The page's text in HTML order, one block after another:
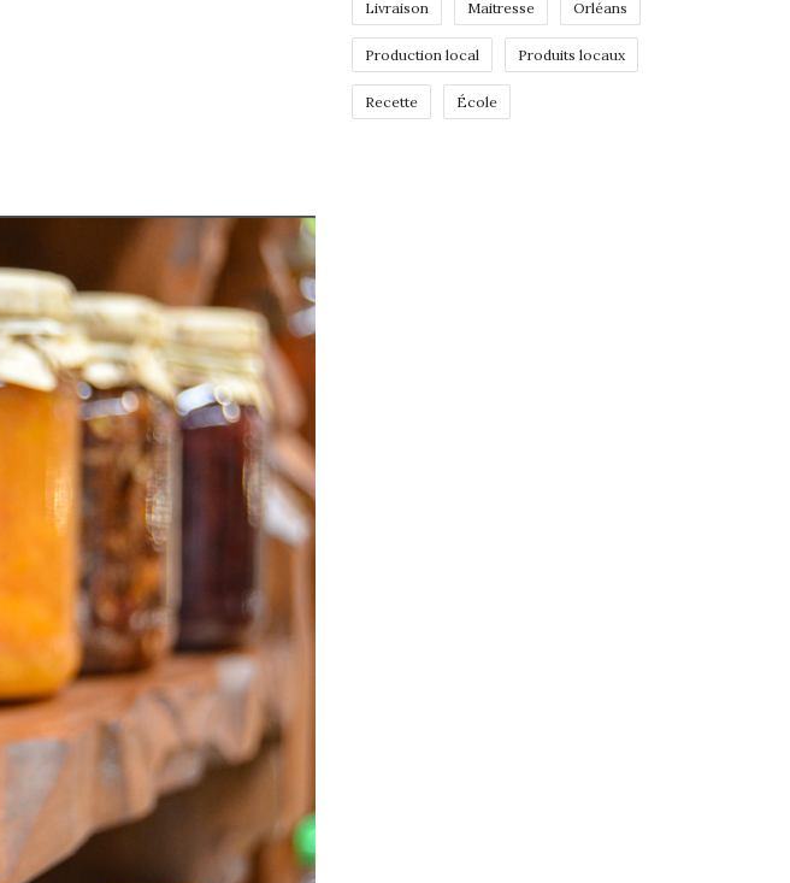
Livraison Maitresse Orléans
Production local Produits locaux
Recette École